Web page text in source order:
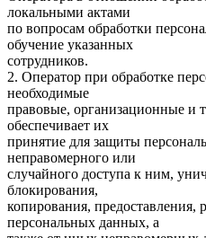
локальными актами
по вопросам обработки
обучение указанных
сотрудников.
2. Оператор при обработке
необходимые
правовые, организационные и
обеспечивает их
принятие для защиты
неправомерного или
случайного доступа к ним,
блокирования,
копирования, предоставления,
персональных данных, а